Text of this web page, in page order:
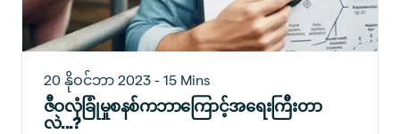
20 နိုဝင်ဘာ 2023 - 15 Mins
ဇီဝလုံခြုံမှုစနစ်ကဘာကြောင့်အရေးကြီးတာ
လဲ...?